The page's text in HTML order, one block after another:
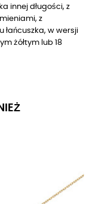
innej długości, z
z
łańcuszka,
żółtym lub 18